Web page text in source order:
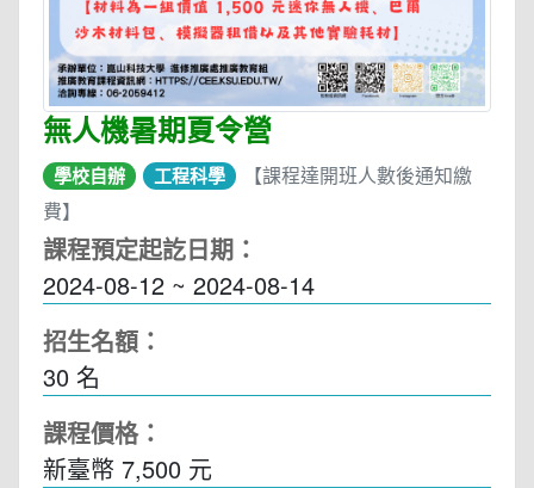
無人機暑期夏令營
學校自辦 工程科學
【課程達開班人數後通知繳
費】
課程預定起訖日期：
2024-08-12 ~ 2024-08-14
招生名額：
30 名
課程價格：
新臺幣 7,500 元